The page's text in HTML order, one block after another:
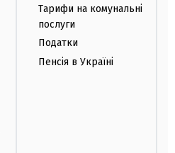
Тарифи на комунальні
послуги
Податки
Пенсія в Україні